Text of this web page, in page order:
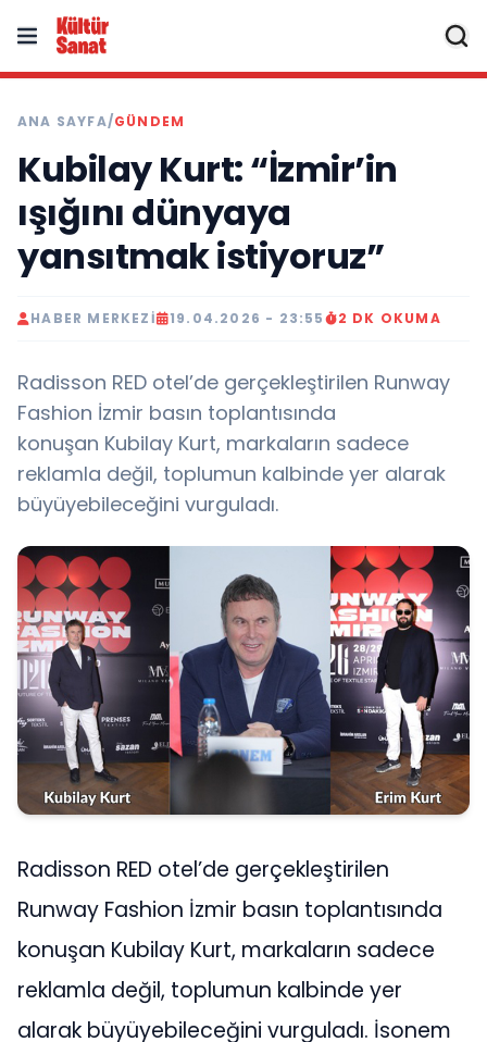
ANA SAYFA/GÜNDEM
Kubilay Kurt: “İzmir’in
ışığını dünyaya
yansıtmak istiyoruz”
HABER MERKEZI 19.04.2026 - 23:55 2 DK OKUMA
Radisson RED otel’de gerçekleştirilen Runway
Fashion İzmir basın toplantısında
konuşan Kubilay Kurt, markaların sadece
reklamla değil, toplumun kalbinde yer alarak
büyüyebileceğini vurguladı.
Radisson RED otel’de gerçekleştirilen
Runway Fashion İzmir basın toplantısında
konuşan Kubilay Kurt, markaların sadece
reklamla değil, toplumun kalbinde yer
alarak büyüyebileceğini vurguladı. İsonem